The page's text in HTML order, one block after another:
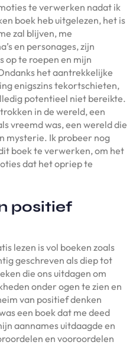
te verwerken nadat ik
boek heb uitgelezen, het is
zal blijven, me
en personages, zijn
op te roepen en mijn
het aantrekkelijke
enigszins tekortschieten,
potentieel niet bereikte.
in de wereld, een
vreemd was, een wereld die
mysterie. Ik probeer nog
boek te verwerken, om het
dat het opriep te
positief
lezen is vol boeken zoals
geschreven als diep tot
die ons uitdagen om
onder ogen te zien en
van positief denken
een boek dat me deed
aannames uitdaagde en
en vooroordelen